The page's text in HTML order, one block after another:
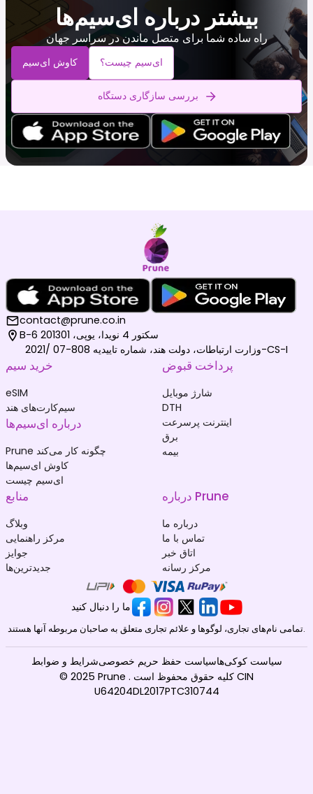
بیشتر درباره ای‌سیم‌ها
راه ساده شما برای متصل ماندن در سراسر جهان
کاوش ای‌سیم ای‌سیم چیست؟
بررسی سازگاری دستگاه
contact@prune.co.in
B-6 سکتور 4 نویدا، یوپی، 201301
وزارت ارتباطات، دولت هند، شماره تاییدیه 808-07 /2021-CS-I
خرید سیم
eSIM
سیم‌کارت‌های هند
درباره ای‌سیم‌ها
Prune چگونه کار می‌کند
کاوش ای‌سیم‌ها
ای‌سیم چیست
پرداخت قبوض
شارژ موبایل
DTH
اینترنت پرسرعت
برق
بیمه
منابع
وبلاگ
مرکز راهنمایی
جوایز
جدیدترین‌ها
درباره Prune
درباره ما
تماس با ما
اتاق خبر
مرکز رسانه
ما را دنبال کنید
تمامی نام‌های تجاری، لوگوها و علائم تجاری متعلق به صاحبان مربوطه آنها هستند.
© 2025 Prune . کلیه حقوق محفوظ است CIN
U64204DL2017PTC310744
شرایط و ضوابطسیاست حفظ حریم خصوصیسیاست کوکی‌ها